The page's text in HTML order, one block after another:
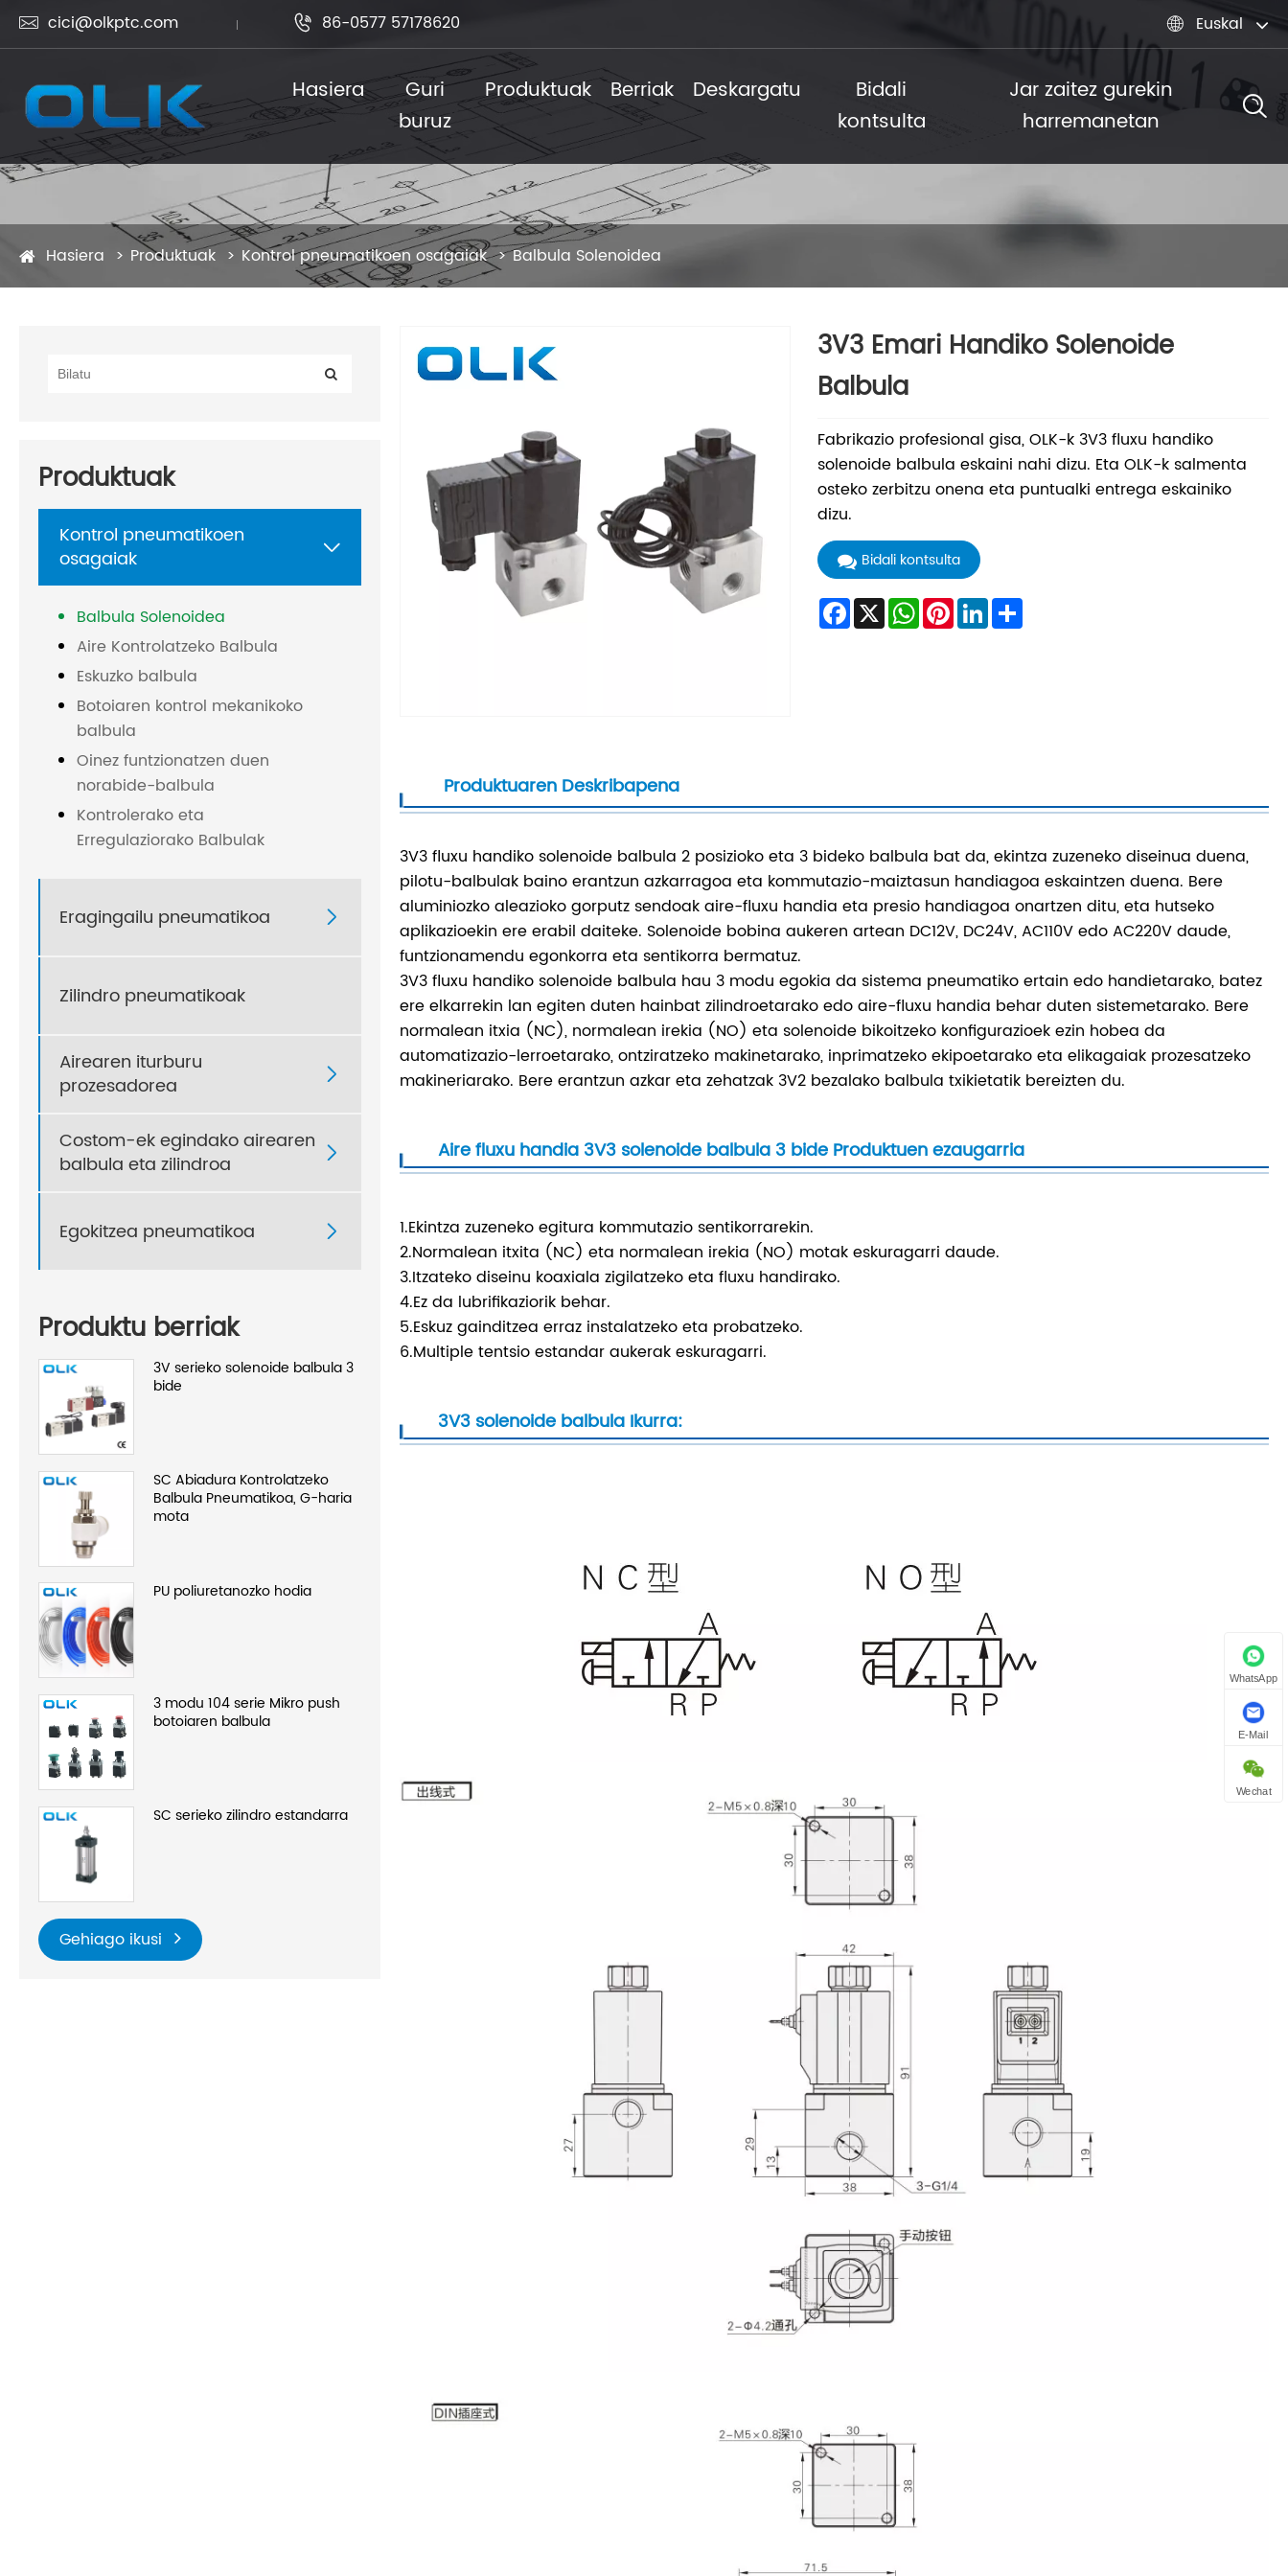
 cici@olkptc.com  86-0577 57178620  Euskal
Hasiera
Guri
buruz
Produktuak Berriak Deskargatu
Bidali
kontsulta
Jar zaitez gurekin
harremanetan
Hasiera Produktuak Kontrol pneumatikoen osagaiak Balbula Solenoidea
Produktuak
Kontrol pneumatikoen
osagaiak

Balbula Solenoidea
Aire Kontrolatzeko Balbula
Eskuzko balbula
Botoiaren kontrol mekanikoko
balbula
Oinez funtzionatzen duen
norabide-balbula
Kontrolerako eta
Erregulaziorako Balbulak
Eragingailu pneumatikoa 
Zilindro pneumatikoak
Airearen iturburu
prozesadorea

Costom-ek egindako airearen
balbula eta zilindroa

Egokitzea pneumatikoa 
Produktu berriak
3V serieko solenoide balbula 3
bide
SC Abiadura Kontrolatzeko
Balbula Pneumatikoa, G-haria
mota
PU poliuretanozko hodia
3 modu 104 serie Mikro push
botoiaren balbula
SC serieko zilindro estandarra
Gehiago ikusi
3V3 Emari Handiko Solenoide
Balbula
Fabrikazio profesional gisa, OLK-k 3V3 fluxu handiko
solenoide balbula eskaini nahi dizu. Eta OLK-k salmenta
osteko zerbitzu onena eta puntualki entrega eskainiko
dizu.
Bidali kontsulta
Facebook
X WhatsApp
Pinterest
LinkedInShare
Produktuaren Deskribapena
3V3 fluxu handiko solenoide balbula 2 posizioko eta 3 bideko balbula bat da, ekintza zuzeneko diseinua duena,
pilotu-balbulak baino erantzun azkarragoa eta kommutazio-maiztasun handiagoa eskaintzen duena. Bere
aluminiozko aleazioko gorputz sendoak aire-fluxu handia eta presio handiagoa onartzen ditu, eta hutseko
aplikazioekin ere erabil daiteke. Solenoide bobina aukeren artean DC12V, DC24V, AC110V edo AC220V daude,
funtzionamendu egonkorra eta sentikorra bermatuz.
3V3 fluxu handiko solenoide balbula hau 3 modu egokia da sistema pneumatiko ertain edo handietarako, batez
ere elkarrekin lan egiten duten hainbat zilindroetarako edo aire-fluxu handia behar duten sistemetarako. Bere
normalean itxia (NC), normalean irekia (NO) eta solenoide bikoitzeko konfigurazioek ezin hobea da
automatizazio-lerroetarako, ontziratzeko makinetarako, inprimatzeko ekipoetarako eta elikagaiak prozesatzeko
makineriarako. Bere erantzun azkar eta zehatzak 3V2 bezalako balbula txikietatik bereizten du.
Aire fluxu handia 3V3 solenoide balbula 3 bide Produktuen ezaugarria
1.Ekintza zuzeneko egitura kommutazio sentikorrarekin.
2.Normalean itxita (NC) eta normalean irekia (NO) motak eskuragarri daude.
3.Itzateko diseinu koaxiala zigilatzeko eta fluxu handirako.
4.Ez da lubrifikaziorik behar.
5.Eskuz gainditzea erraz instalatzeko eta probatzeko.
6.Multiple tentsio estandar aukerak eskuragarri.
3V3 solenoide balbula Ikurra:
WhatsApp
E-Mail
Wechat